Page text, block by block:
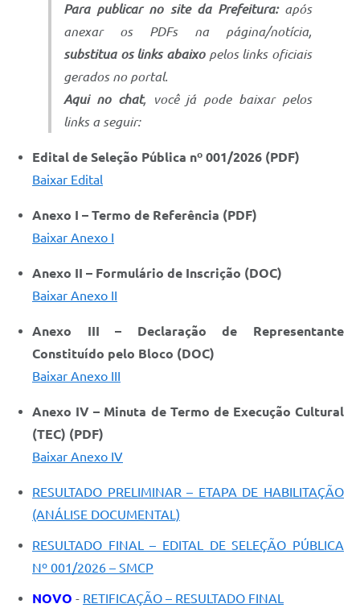
Para publicar no site da Prefeitura:após
anexar os PDFs na página/notícia,
substitua os links abaixopelos links oficiais
gerados no portal.
Aqui no chat, você já pode baixar pelos
links a seguir:
Edital de Seleção Pública nº 001/2026 (PDF)
Baixar Edital
Anexo I – Termo de Referência (PDF)
Baixar Anexo I
Anexo II – Formulário de Inscrição (DOC)
Baixar Anexo II
Anexo III – Declaração de Representante
Constituído pelo Bloco (DOC)
Baixar Anexo III
Anexo IV – Minuta de Termo de Execução Cultural
(TEC) (PDF)
Baixar Anexo IV
RESULTADO PRELIMINAR – ETAPA DE HABILITAÇÃO
(ANÁLISE DOCUMENTAL)
RESULTADO FINAL – EDITAL DE SELEÇÃO PÚBLICA
Nº 001/2026 – SMCP
NOVO - RETIFICAÇÃO – RESULTADO FINAL